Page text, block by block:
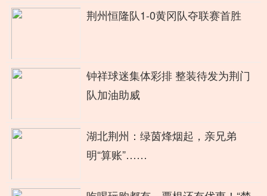
荆州恒隆队1-0黄冈队夺联赛首胜
钟祥球迷集体彩排 整装待发为荆门
队加油助威
湖北荆州：绿茵烽烟起，亲兄弟
明“算账”……